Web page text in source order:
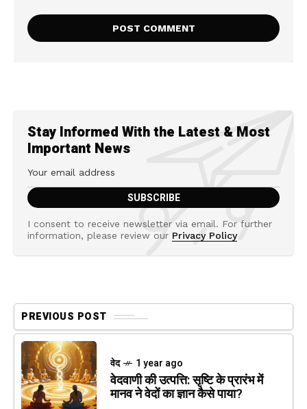
Stay Informed With the Latest & Most
Important News
I consent to receive newsletter via email. For further
information, please review our Privacy Policy
PREVIOUS POST
वेद 1 year ago
वेदवाणी की उत्पत्ति: सृष्टि के प्रारंभ में
मानव ने वेदों का ज्ञान कैसे पाया?